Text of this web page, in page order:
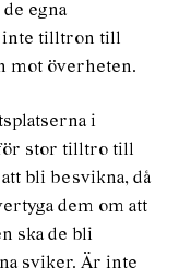
egna
inte tilltron till
mot överheten.
i
stor tilltro till
bli besvikna, då
dem om att
ska de bli
sviker. Är inte